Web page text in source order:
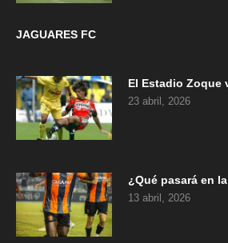
JAGUARES FC
El Estadio Zoque
23 abril, 2026
¿Qué pasará en
13 abril, 2026